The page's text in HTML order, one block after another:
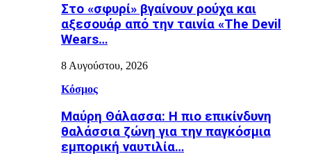
Στο «σφυρί» βγαίνουν ρούχα και
αξεσουάρ από την ταινία «The Devil
Wears…
8 Αυγούστου, 2026
Κόσμος
Μαύρη Θάλασσα: Η πιο επικίνδυνη
θαλάσσια ζώνη για την παγκόσμια
εμπορική ναυτιλία…